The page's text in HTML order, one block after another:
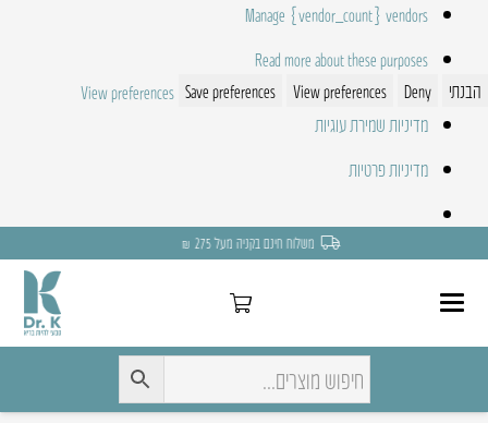
Manage {vendor_count} vendors
Read more about these purposes
הבנתי
Deny
View preferences
Save preferences
View preferences
מדיניות שמירת עוגיות
מדיניות פרטיות
משלוח חינם בקניה מעל 275 ₪